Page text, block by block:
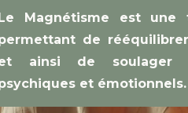
Magnétisme est une
de
ainsi de soulager
et émotionnels.